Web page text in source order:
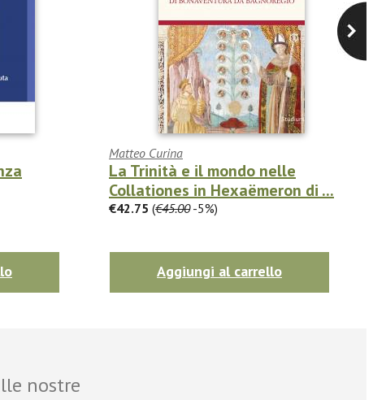
Matteo Curina
La Trinità e il mondo nelle
Collationes in Hexaëmeron di ...
€42.75 (€45.00-5%)
Aggiungi al carrello
nostre